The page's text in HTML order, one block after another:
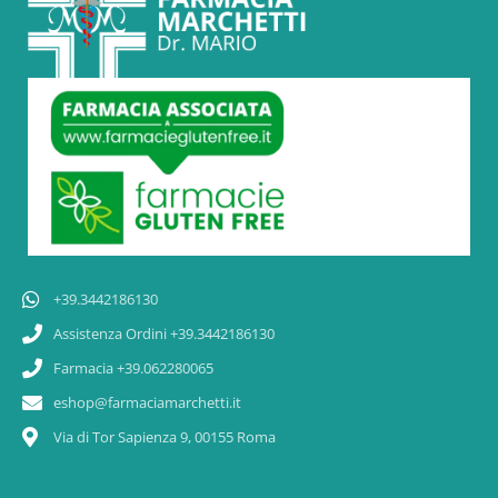
+39.3442186130
Assistenza Ordini +39.3442186130
Farmacia +39.062280065
eshop@farmaciamarchetti.it
Via di Tor Sapienza 9, 00155 Roma